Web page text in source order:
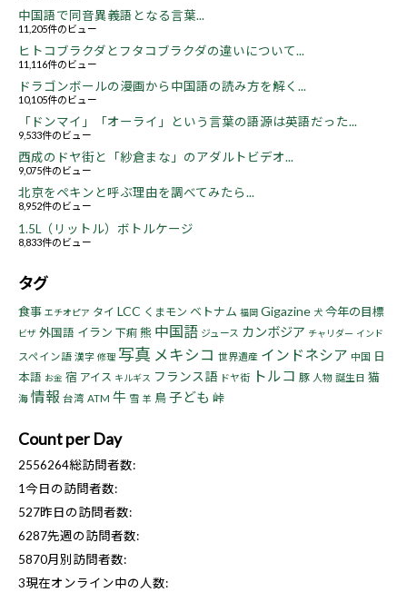
中国語で同音異義語となる言葉...
11,205件のビュー
ヒトコブラクダとフタコブラクダの違いについて...
11,116件のビュー
ドラゴンボールの漫画から中国語の読み方を解く...
10,105件のビュー
「ドンマイ」「オーライ」という言葉の語源は英語だった...
9,533件のビュー
西成のドヤ街と「紗倉まな」のアダルトビデオ...
9,075件のビュー
北京をペキンと呼ぶ理由を調べてみたら...
8,952件のビュー
1.5L（リットル）ボトルケージ
8,833件のビュー
タグ
食事 エチオピア タイ LCC くまモン ベトナム 福岡 Gigazine 犬 今年の目標
ビザ 外国語 イラン 下痢 熊 中国語 ジュース カンボジア チャリダー インド
スペイン語 漢字 修理 写真 メキシコ 世界遺産 インドネシア 中国 日
本語 お金 宿 アイス キルギス フランス語 ドヤ街 トルコ 豚 人物 誕生日 猫
海 情報 台湾 ATM 牛 雪 羊 鳥子ども 峠
Count per Day
2556264総訪問者数:
1今日の訪問者数:
527昨日の訪問者数:
6287先週の訪問者数:
5870月別訪問者数:
3現在オンライン中の人数: